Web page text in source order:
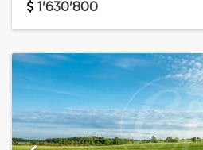
1'630'800